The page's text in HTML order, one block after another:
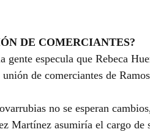
DE COMERCIANTES?
especula que Rebeca
de comerciantes de
no se esperan
Martínez asumiría el cargo de